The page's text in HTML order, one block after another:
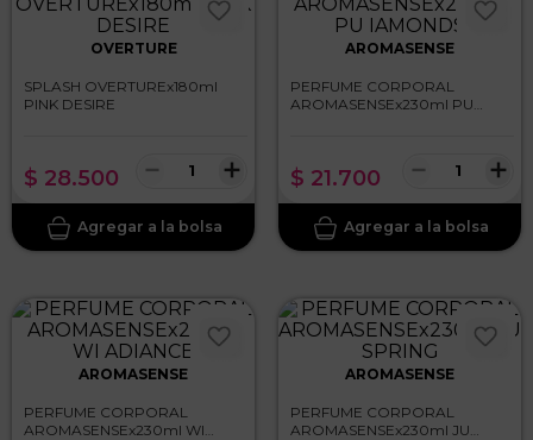
OVERTURE
SPLASH OVERTUREx180ml
PINK DESIRE
$ 28.500 ＋
－
AROMASENSE
PERFUME CORPORAL
AROMASENSEx230ml PU
$ 21.700 ＋
－
AROMASENSE
PERFUME CORPORAL
AROMASENSEx230ml WI
AROMASENSE
PERFUME CORPORAL
AROMASENSEx230ml JU